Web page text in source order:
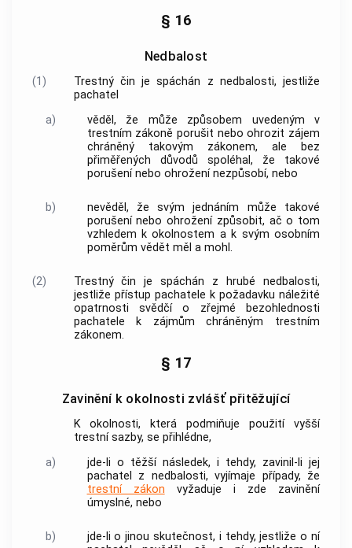
§ 16
Nedbalost
(1) Trestný čin je spáchán z nedbalosti, jestliže
pachatel
a)
věděl, že může způsobem uvedeným v
trestním zákoně porušit nebo ohrozit zájem
chráněný takovým zákonem, ale bez
přiměřených důvodů spoléhal, že takové
porušení nebo ohrožení nezpůsobí, nebo
b)
nevěděl, že svým jednáním může takové
porušení nebo ohrožení způsobit, ač o tom
vzhledem k okolnostem a k svým osobním
poměrům vědět měl a mohl.
(2) Trestný čin je spáchán z hrubé nedbalosti,
jestliže přístup pachatele k požadavku náležité
opatrnosti svědčí o zřejmé bezohlednosti
pachatele k zájmům chráněným trestním
zákonem.
§ 17
Zavinění k okolnosti zvlášť přitěžující
K okolnosti, která podmiňuje použití vyšší
trestní sazby, se přihlédne,
a)
jde-li o těžší následek, i tehdy, zavinil-li jej
pachatel z nedbalosti, vyjímaje případy, že
trestní zákon vyžaduje i zde zavinění
úmyslné, nebo
b)
jde-li o jinou skutečnost, i tehdy, jestliže o ní